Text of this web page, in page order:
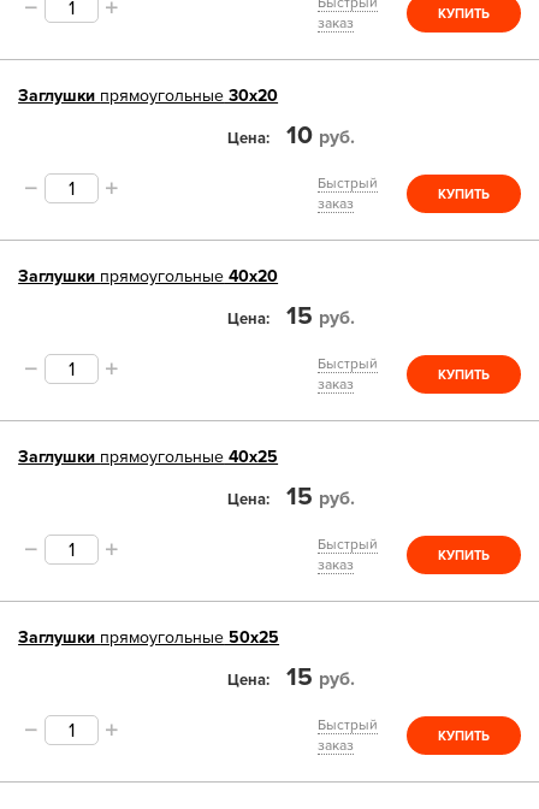
заказ
КУПИТЬ
Заглушки прямоугольные 30х20
Цена 10 руб.
Быстрый
заказ
КУПИТЬ
Заглушки прямоугольные 40х20
Цена 15 руб.
Быстрый
заказ
КУПИТЬ
Заглушки прямоугольные 40х25
Цена 15 руб.
Быстрый
заказ
КУПИТЬ
Заглушки прямоугольные 50х25
Цена 15 руб.
Быстрый
заказ
КУПИТЬ